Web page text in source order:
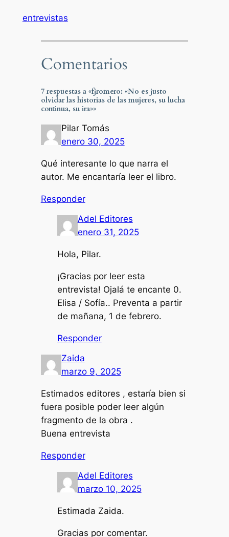
entrevistas
Comentarios
7 respuestas a «fjromero: «No es justo
olvidar las historias de las mujeres, su lucha
continua, su ira»»
Pilar Tomás
enero 30, 2025
Qué interesante lo que narra el
autor. Me encantaría leer el libro.
Responder
Adel Editores
enero 31, 2025
Hola, Pilar.
¡Gracias por leer esta
entrevista! Ojalá te encante 0.
Elisa / Sofía.. Preventa a partir
de mañana, 1 de febrero.
Responder
Zaida
marzo 9, 2025
Estimados editores , estaría bien si
fuera posible poder leer algún
fragmento de la obra .
Buena entrevista
Responder
Adel Editores
marzo 10, 2025
Estimada Zaida.
Gracias por comentar.